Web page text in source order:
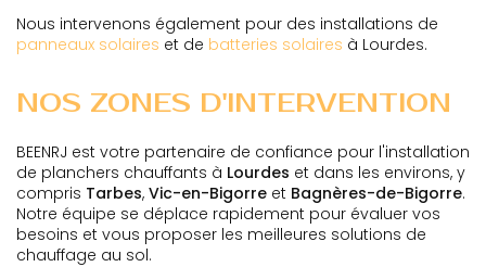
Nous intervenons également pour des installations de
panneaux solaires et de batteries solaires à Lourdes.
NOS ZONES D'INTERVENTION
BEENRJ est votre partenaire de confiance pour l'installation
de planchers chauffants à Lourdes et dans les environs, y
compris Tarbes, Vic-en-Bigorre et Bagnères-de-Bigorre.
Notre équipe se déplace rapidement pour évaluer vos
besoins et vous proposer les meilleures solutions de
chauffage au sol.